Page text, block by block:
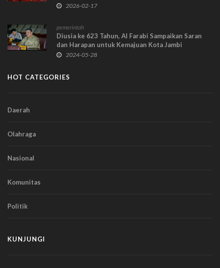
2026-02-17
pemerintah
Diusia ke 623 Tahun, Al Farabi Sampaikan Saran
dan Harapan untuk Kemajuan Kota Jambi
2024-05-28
HOT CATEGORIES
Daerah
Olahraga
Nasional
Komunitas
Politik
KUNJUNGI